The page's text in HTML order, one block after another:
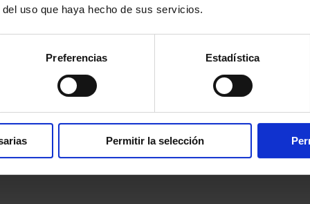
uso que haya hecho de sus servicios.
Preferencias Estadística
Permitir la selección
industria textil, así como sistemas para la limpieza de piezas
elevados.
inicialmente las bases para un análisis detallado de la gestión
operativos como monetarios y se tomaron medidas para mejorar
ferrosos, PPK, láminas como para los flujos de residuos peligrosos
y optimizaron los procesos administrativos y operativos, como la
al futuro.
de los residuos reciclables han superado nuestras expectativas. El